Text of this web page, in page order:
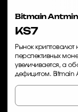
Bitmain
KS7
Рынок криптовалют
перспективных
увеличивается, а
дефицитом. Bitmain